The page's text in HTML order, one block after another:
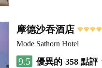
摩德沙吞酒店
Mode Sathorn Hotel
9.5 優異的 358 點評